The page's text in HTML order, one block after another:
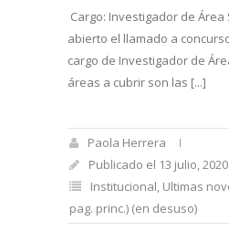
Cargo: Investigador de Área
abierto el llamado a
cargo de Investigador de
áreas a cubrir son las [...]
Paola Herrera
Publicado el 13 julio, 2020
Institucional, Ultimas
pag. princ.) (en desuso)